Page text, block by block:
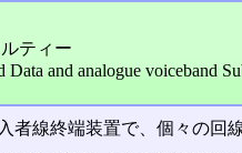
ティー
and analogue voiceband
者線終端装置で、個々の回